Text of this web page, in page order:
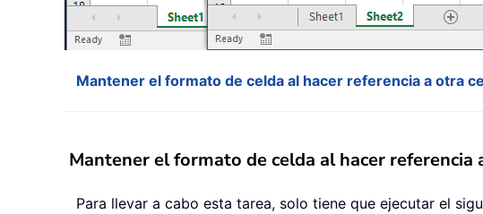
Mantener el formato de celda al hacer referencia a otra
Mantener el formato de celda al hacer referencia
Para llevar a cabo esta tarea, solo tiene que ejecutar el